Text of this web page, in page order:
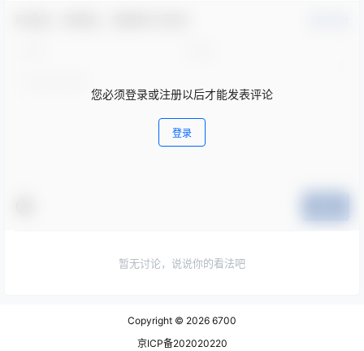
您必须登录或注册以后才能发表评论
登录
暂无讨论，说说你的看法吧
Copyright © 2026 6700
京ICP备202020220